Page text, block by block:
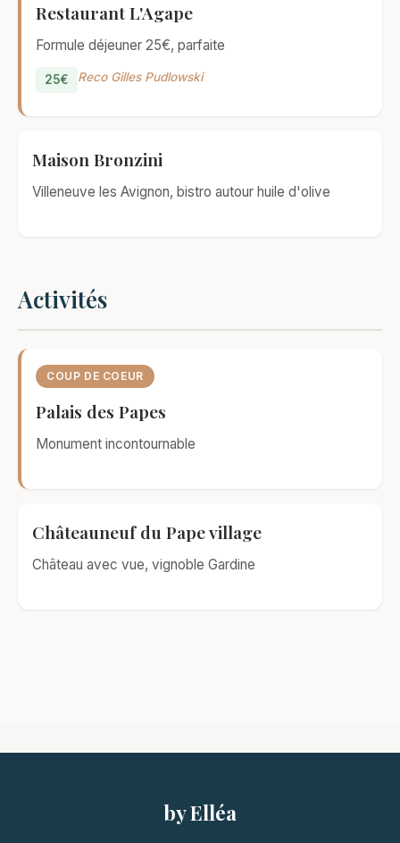
Restaurant L'Agape
Formule déjeuner 25€, parfaite
25€ Reco Gilles Pudlowski
Maison Bronzini
Villeneuve les Avignon, bistro autour huile d'olive
Activités
COUP DE COEUR
Palais des Papes
Monument incontournable
Châteauneuf du Pape village
Château avec vue, vignoble Gardine
by Elléa